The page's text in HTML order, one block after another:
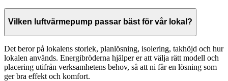
Vilken luftvärmepump passar bäst för vår lokal?
Det beror på lokalens storlek, planlösning, isolering, takhöjd och hur
lokalen används. Energibröderna hjälper er att välja rätt modell och
placering utifrån verksamhetens behov, så att ni får en lösning som
ger bra effekt och komfort.